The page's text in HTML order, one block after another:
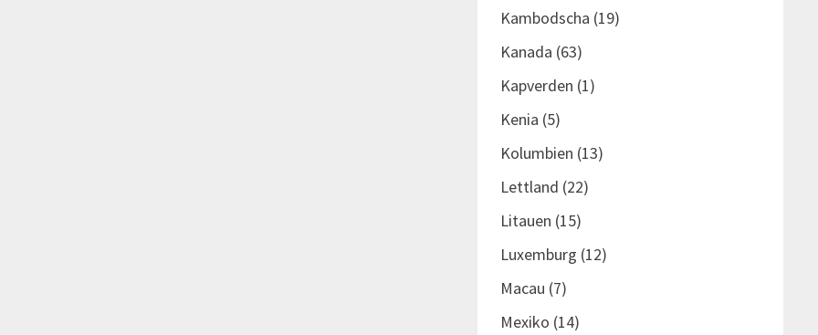
Kambodscha (19)
Kanada (63)
Kapverden (1)
Kenia (5)
Kolumbien (13)
Lettland (22)
Litauen (15)
Luxemburg (12)
Macau (7)
Mexiko (14)